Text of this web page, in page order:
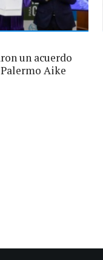
un acuerdo
Aike